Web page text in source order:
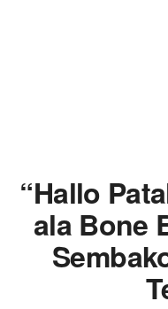
“Hallo
ala Bone